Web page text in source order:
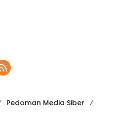
Pedoman Media Siber